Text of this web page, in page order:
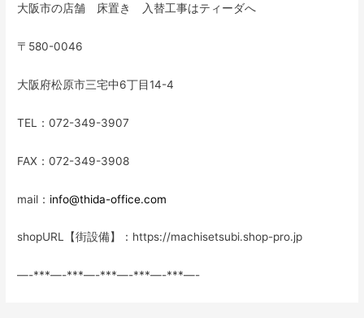
大阪市の店舗 床置き 入替工事はティーダへ
〒580-0046
大阪府松原市三宅中6丁目14-4
TEL：072-349-3907
FAX：072-349-3908
mail： info@thida-office.com
shopURL【街設備】：https://machisetsubi.shop-pro.jp
—-***—-***—-***—-***—-***—-